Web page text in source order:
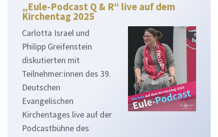
„Eule-Podcast Q & R“ live auf dem
Kirchentag 2025
Carlotta Israel und
Philipp Greifenstein
diskutierten mit
Teilnehmer:innen des 39.
Deutschen
Evangelischen
Kirchentages live auf der
Podcastbühne des